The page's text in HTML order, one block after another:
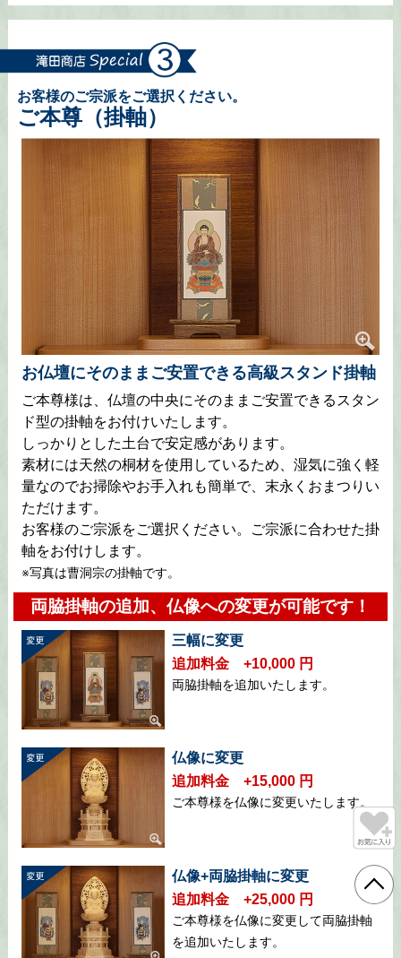
お客様のご宗派をご選択ください。
ご本尊（掛軸）
お仏壇にそのままご安置できる高級スタンド掛軸
ご本尊様は、仏壇の中央にそのままご安置できるスタン
ド型の掛軸をお付けいたします。
しっかりとした土台で安定感があります。
素材には天然の桐材を使用しているため、湿気に強く軽
量なのでお掃除やお手入れも簡単で、末永くおまつりい
ただけます。
お客様のご宗派をご選択ください。ご宗派に合わせた掛
軸をお付けします。
※写真は曹洞宗の掛軸です。
両脇掛軸の追加、仏像への変更が可能です！
三幅に変更
追加料金 +10,000 円
両脇掛軸を追加いたします。
仏像に変更
追加料金 +15,000 円
ご本尊様を仏像に変更いたします。
仏像+両脇掛軸に変更
追加料金 +25,000 円
ご本尊様を仏像に変更して両脇掛軸
を追加いたします。